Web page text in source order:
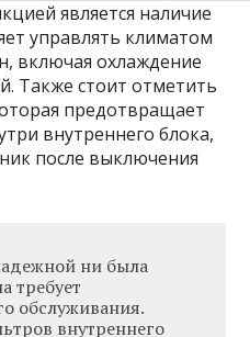
является наличие
управлять климатом
включая охлаждение
Также стоит отметить
предотвращает
внутреннего блока,
после выключения
ни была
требует
обслуживания.
внутреннего